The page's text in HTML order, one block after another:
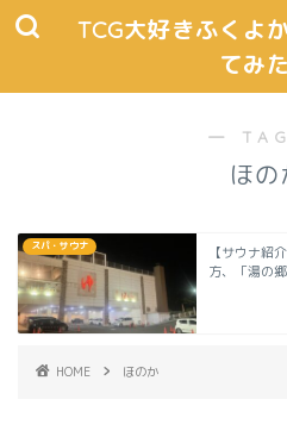
TCG大好きふくよ
てみ
―
ほの
スパ・サウナ
【サウナ紹
方、「湯の
HOME ほのか